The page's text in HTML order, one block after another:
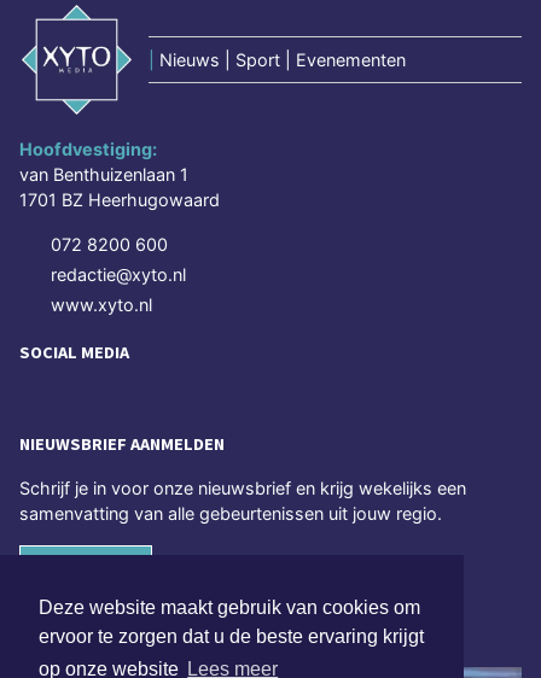
Deze website maakt gebruik van cookies om
ervoor te zorgen dat u de beste ervaring krijgt
op onze website Lees meer
Nieuws | Sport | Evenementen
Hoofdvestiging:
van Benthuizenlaan 1
1701 BZ Heerhugowaard
072 8200 600
redactie@xyto.nl
www.xyto.nl
SOCIAL MEDIA
NIEUWSBRIEF AANMELDEN
Schrijf je in voor onze nieuwsbrief en krijg wekelijks een
samenvatting van alle gebeurtenissen uit jouw regio.
ONLINE DAGBLADEN